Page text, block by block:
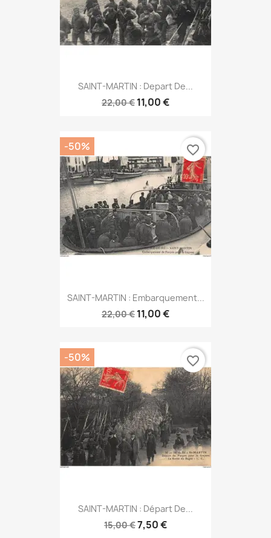
SAINT-MARTIN : Depart De...
22,00 € 11,00 €
SAINT-MARTIN : Embarquement...
22,00 € 11,00 €
-50% favorite_border
SAINT-MARTIN : Départ De...
15,00 €7,50 €
-50% favorite_border